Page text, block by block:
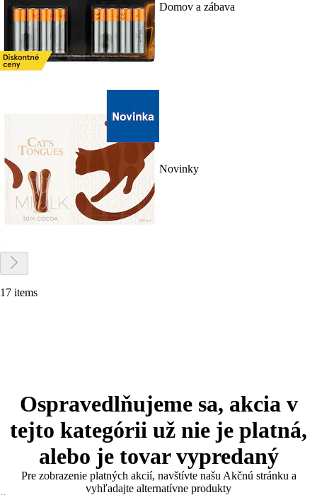
Domov a zábava
Novinky
17 items
Ospravedlňujeme sa, akcia v
tejto kategórii už nie je platná,
alebo je tovar vypredaný
Pre zobrazenie platných akcií, navštívte našu Akčnú stránku a
vyhľadajte alternatívne produkty